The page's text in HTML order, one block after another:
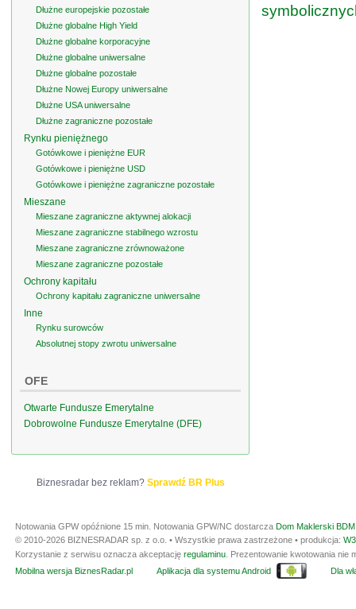
Dłużne europejskie pozostałe
Dłużne globalne High Yield
Dłużne globalne korporacyjne
Dłużne globalne uniwersalne
Dłużne globalne pozostałe
Dłużne Nowej Europy uniwersalne
Dłużne USA uniwersalne
Dłużne zagraniczne pozostałe
Rynku pieniężnego
Gotówkowe i pieniężne EUR
Gotówkowe i pieniężne USD
Gotówkowe i pieniężne zagraniczne pozostałe
Mieszane
Mieszane zagraniczne aktywnej alokacji
Mieszane zagraniczne stabilnego wzrostu
Mieszane zagraniczne zrównoważone
Mieszane zagraniczne pozostałe
Ochrony kapitału
Ochrony kapitału zagraniczne uniwersalne
Inne
Rynku surowców
Absolutnej stopy zwrotu uniwersalne
OFE
Otwarte Fundusze Emerytalne
Dobrowolne Fundusze Emerytalne (DFE)
Biznesradar bez reklam? Sprawdź BR Plus
Notowania GPW opóźnione 15 min. Notowania GPW/NC dostarcza Dom Maklerski
© 2010-2026 BIZNESRADAR sp. z o.o. • Wszystkie prawa zastrzeżone • produkcja:
Korzystanie z serwisu oznacza akceptację regulaminu . Prezentowanie kwotowania
Mobilna wersja BiznesRadar.pl
Aplikacja dla systemu Android Dla